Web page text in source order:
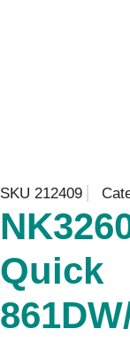
SKU 212409
Quick